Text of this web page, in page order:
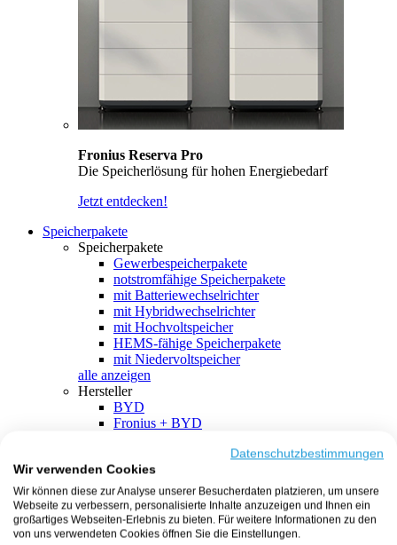
Fronius Reserva Pro
Die Speicherlösung für hohen Energiebedarf
Jetzt entdecken!
Speicherpakete
Speicherpakete
Gewerbespeicherpakete
notstromfähige Speicherpakete
mit Batteriewechselrichter
mit Hybridwechselrichter
mit Hochvoltspeicher
HEMS-fähige Speicherpakete
mit Niedervoltspeicher
alle anzeigen
Hersteller
BYD
Fronius + BYD
SMA + BYD
EcoFlow
EcoFlow + EcoFlow
FENECON
FENECON + FENECON
Datenschutzbestimmungen
Wir verwenden Cookies
Wir können diese zur Analyse unserer Besucherdaten platzieren, um unsere
Webseite zu verbessern, personalisierte Inhalte anzuzeigen und Ihnen ein
großartiges Webseiten-Erlebnis zu bieten. Für weitere Informationen zu den
von uns verwendeten Cookies öffnen Sie die Einstellungen.